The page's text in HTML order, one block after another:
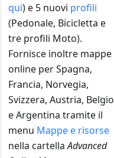
qui) e 5 nuovi profili
(Pedonale, Bicicletta e
tre profili Moto).
Fornisce inoltre mappe
online per Spagna,
Francia, Norvegia,
Svizzera, Austria, Belgio
e Argentina tramite il
menu Mappe e risorse
nella cartellaAdvanced